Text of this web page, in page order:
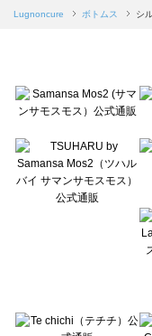
Samansa Mos2 blue（サマン
sō4ū（ソウフォーユー）のボ
Te chichi（テチチ）のボトム
Te chichi CLASSIC（テチチ
Lugnoncure（ルノンキュール
BETTY'S BLUE（べティーズ
Wpc.（ワールドパーティー）
Lugnoncure ボトムス シ